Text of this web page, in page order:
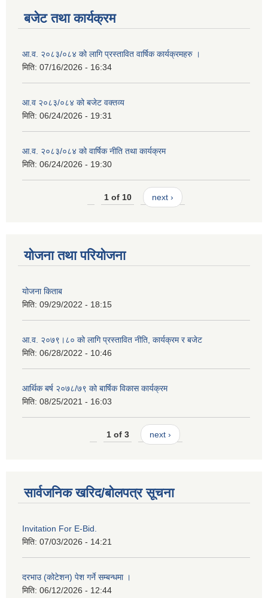
बजेट तथा कार्यक्रम
आ.व. २०८३/०८४ को लागि प्रस्तावित वार्षिक कार्यक्रमहरु ।
मिति: 07/16/2026 - 16:34
आ.व २०८३/०८४ को बजेट वक्तव्य
मिति: 06/24/2026 - 19:31
आ.व. २०८३/०८४ को वार्षिक नीति तथा कार्यक्रम
मिति: 06/24/2026 - 19:30
1 of 10 next ›
योजना तथा परियोजना
योजना किताब
मिति: 09/29/2022 - 18:15
आ.व. २०७९।८० को लागि प्रस्तावित नीति, कार्यक्रम र बजेट
मिति: 06/28/2022 - 10:46
आर्थिक बर्ष २०७८/७९ को बार्षिक विकास कार्यक्रम
मिति: 08/25/2021 - 16:03
1 of 3 next ›
सार्वजनिक खरिद/बोलपत्र सूचना
Invitation For E-Bid.
मिति: 07/03/2026 - 14:21
दरभाउ (कोटेशन) पेश गर्ने सम्बन्धमा ।
मिति: 06/12/2026 - 12:44